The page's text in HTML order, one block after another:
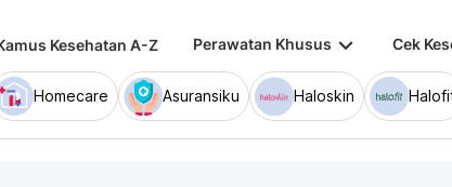
Kesehatan A-Z Perawatan Khusus keyboard_arrow_down Cek
Homecare Asuransiku Haloskin